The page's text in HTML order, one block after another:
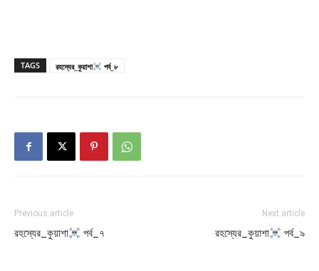
TAGS রহস্যের_কুয়াশা পর্ব_৮
Previous article
রহস্যের_কুয়াশা পর্ব_৭
Next article
রহস্যের_কুয়াশা পর্ব_৯